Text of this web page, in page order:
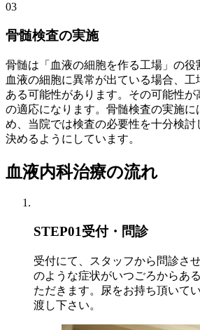
03
骨髄検査の実施
骨髄は「血液の細胞を作る工場」の役
血液の細胞に異常が出ている場合、
ある可能性があります。その可能性
の適応になります。骨髄検査の実施に
め、当院では検査の必要性を十分検討
決めるようにしています。
血液内科治療の流れ
STEP01受付・問診
受付にて、スタッフから問診さ
のような症状がいつごろからあ
ただきます。尿をお持ち頂いて
渡し下さい。